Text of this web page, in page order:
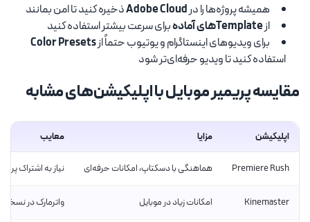
همیشه پروژه‌ها را درAdobe Cloudذخیره کنید تا امن بمانند
ازTemplateهای آماده
برای سرعت بیشتر استفاده کنید
برای ویدیوهای اینستاگرام و یوتیوب حتماً ازColor Presets
استفاده کنید تا ویدیو حرفه‌ای‌تر شود
مقایسه پریمیر موبایل با اپلیکیشن‌های مشابه
اپلیکیشن مزایا معایب
Premiere Rush هماهنگی با دسکتاپ، امکانات حرفه‌ای نیاز به اشتراک
Kinemaster امکانات زیاد در موبایل واترمارک در نسخه